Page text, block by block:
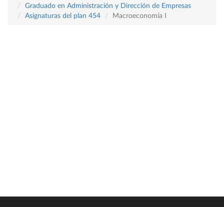
Graduado en Administración y Dirección de Empresas
Asignaturas del plan 454
Macroeconomía I